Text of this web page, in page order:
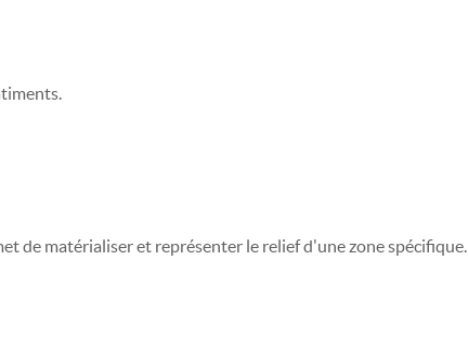
de matérialiser et représenter le relief d'une zone spécifique.